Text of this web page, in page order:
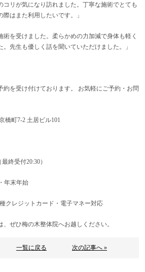
コリが気になり訪れました。丁寧な施術でとても
はまた利用したいです。」
術を受けました。柔らかめの力加減で身体も軽く
先生も優しく話を聞いていただけました。」
約を受け付けております。 お気軽にご予約・お問
橋町7-2 土居ビル101
終受付20:30）
年末年始
クレジットカード・電子マネー対応
ぜひ梅の木整体院へお越しください。
一覧に戻る 次の記事へ »